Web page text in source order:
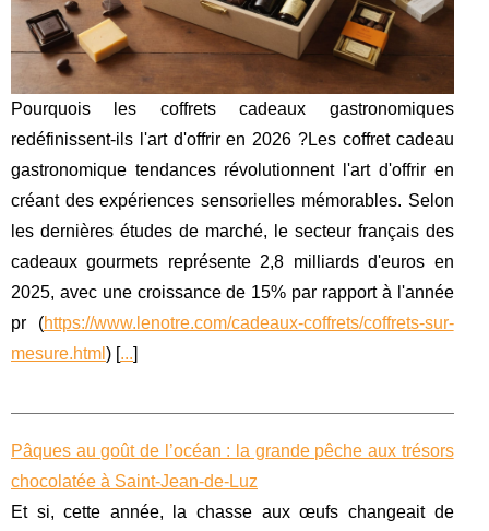
Pourquois les coffrets cadeaux gastronomiques
redéfinissent-ils l'art d'offrir en 2026 ?Les coffret cadeau
gastronomique tendances révolutionnent l'art d'offrir en
créant des expériences sensorielles mémorables. Selon
les dernières études de marché, le secteur français des
cadeaux gourmets représente 2,8 milliards d'euros en
2025, avec une croissance de 15% par rapport à l'année
pr (https://www.lenotre.com/cadeaux-coffrets/coffrets-sur-
mesure.html ) [...]
Pâques au goût de l’océan : la grande pêche aux trésors
chocolatée à Saint‑Jean‑de‑Luz
Et si, cette année, la chasse aux œufs changeait de